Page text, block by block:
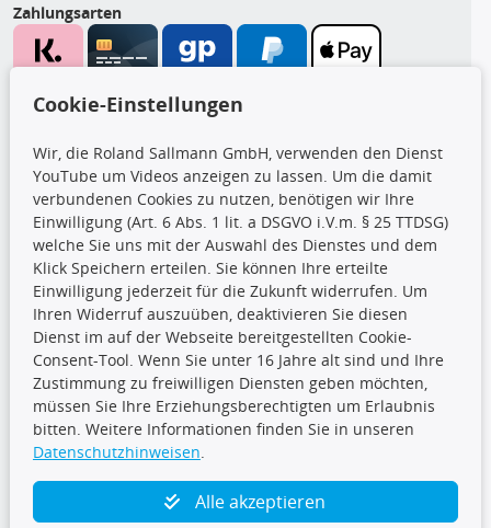
Zahlungsarten
CARAT Gruppe
Folge uns
Cookie-Einstellungen
Wir, die Roland Sallmann GmbH, verwenden den Dienst
YouTube um Videos anzeigen zu lassen. Um die damit
verbundenen Cookies zu nutzen, benötigen wir Ihre
Einwilligung (Art. 6 Abs. 1 lit. a DSGVO i.V.m. § 25 TTDSG)
welche Sie uns mit der Auswahl des Dienstes und dem
Klick Speichern erteilen. Sie können Ihre erteilte
Einwilligung jederzeit für die Zukunft widerrufen. Um
Ihren Widerruf auszuüben, deaktivieren Sie diesen
Dienst im auf der Webseite bereitgestellten Cookie-
Consent-Tool. Wenn Sie unter 16 Jahre alt sind und Ihre
Zustimmung zu freiwilligen Diensten geben möchten,
müssen Sie Ihre Erziehungsberechtigten um Erlaubnis
bitten. Weitere Informationen finden Sie in unseren
Datenschutzhinweisen.
Alle akzeptieren